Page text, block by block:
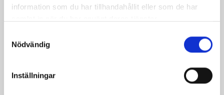
information som du har tillhandahållit eller som de har
Nödvändig
Inställningar
Beställningsvara ca 1-2 veckor
Dela
Säkra betalningar